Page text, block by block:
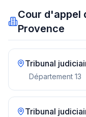
Cour d'appel
Provence
Tribunal
Département 13
Tribunal